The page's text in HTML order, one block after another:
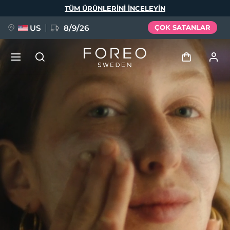
TÜM ÜRÜNLERINI INCELEYIN
US 8/9/26 ÇOK SATANLAR
Kullanici profi̇li̇
Cihazlarım
Siparişlerim
Adresim
Aboneliklerim
FAQ™ Pure Beauty-Tech Elixir
issa™ Teeth Whitening Set
Deutsch
Español
Français
Italiano
Português
Svenska
Русский
繁體中文